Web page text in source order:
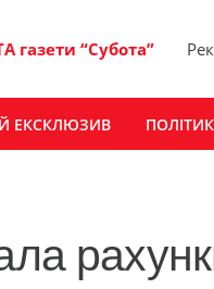
газети “Субота”
ЕКСКЛЮЗИВ